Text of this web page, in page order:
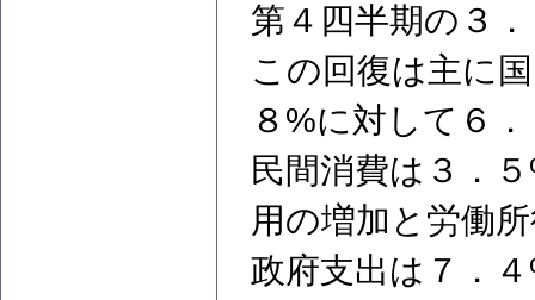
第４四半期の３
この回復は主に
８%に対して６
民間消費は３．
用の増加と労働
政府支出は７．